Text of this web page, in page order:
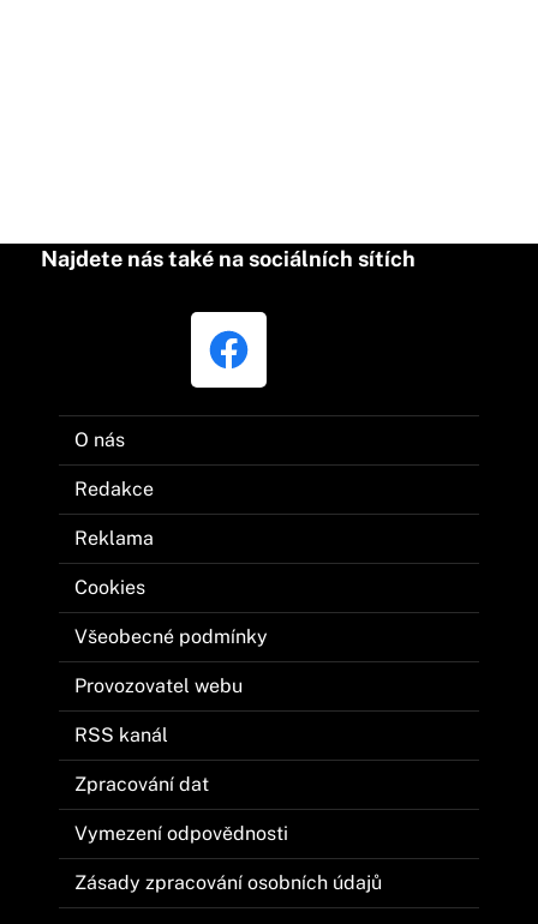
Najdete nás také na sociálních sítích
O nás
Redakce
Reklama
Cookies
Všeobecné podmínky
Provozovatel webu
RSS kanál
Zpracování dat
Vymezení odpovědnosti
Zásady zpracování osobních údajů